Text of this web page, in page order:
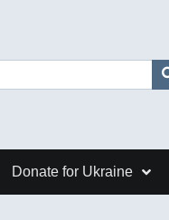
Donate for Ukraine